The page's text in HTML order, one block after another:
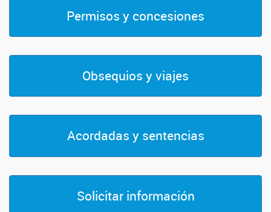
Permisos y concesiones
Obsequios y viajes
Acordadas y sentencias
Solicitar información